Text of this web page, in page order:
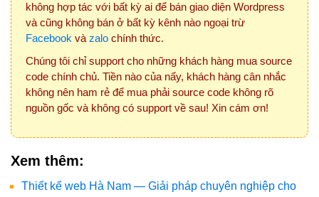
không hợp tác với bất kỳ ai để bán giao diện Wordpress
và cũng không bán ở bất kỳ kênh nào ngoại trừ
Facebook và zalo chính thức.
Chúng tôi chỉ support cho những khách hàng mua source
code chính chủ. Tiền nào của nấy, khách hàng cân nhắc
không nên ham rẻ để mua phải source code không rõ
nguồn gốc và không có support về sau! Xin cám ơn!
Xem thêm:
Thiết kế web Hà Nam — Giải pháp chuyên nghiệp cho